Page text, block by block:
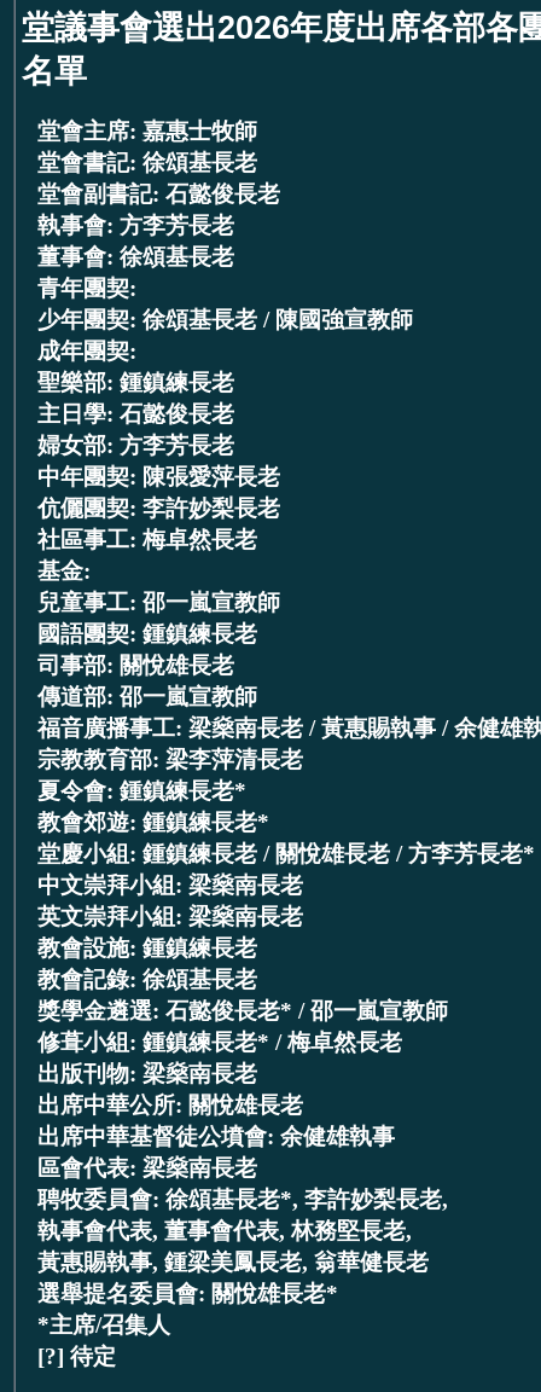
堂議事會選出2026年度出席各部各
名單
堂會主席: 嘉惠士牧師
堂會書記: 徐頌基長老
堂會副書記: 石懿俊長老
執事會: 方李芳長老
董事會: 徐頌基長老
青年團契:
少年團契: 徐頌基長老 / 陳國強宣教師
成年團契:
聖樂部: 鍾鎮練長老
主日學: 石懿俊長老
婦女部: 方李芳長老
中年團契: 陳張愛萍長老
伉儷團契: 李許妙梨長老
社區事工: 梅卓然長老
基金:
兒童事工: 邵一嵐宣教師
國語團契: 鍾鎮練長老
司事部: 關悅雄長老
傳道部: 邵一嵐宣教師
福音廣播事工: 梁燊南長老 / 黃惠賜執事 / 余健雄
宗教教育部: 梁李萍清長老
夏令會: 鍾鎮練長老*
教會郊遊: 鍾鎮練長老*
堂慶小組: 鍾鎮練長老 / 關悅雄長老 / 方李芳長老*
中文崇拜小組: 梁燊南長老
英文崇拜小組: 梁燊南長老
教會設施: 鍾鎮練長老
教會記錄: 徐頌基長老
獎學金遴選: 石懿俊長老* / 邵一嵐宣教師
修葺小組: 鍾鎮練長老* / 梅卓然長老
出版刊物: 梁燊南長老
出席中華公所: 關悅雄長老
出席中華基督徒公墳會: 余健雄執事
區會代表: 梁燊南長老
聘牧委員會: 徐頌基長老*, 李許妙梨長老,
執事會代表, 董事會代表, 林務堅長老,
黃惠賜執事, 鍾梁美鳳長老, 翁華健長老
選舉提名委員會: 關悅雄長老*
*主席/召集人
[?] 待定